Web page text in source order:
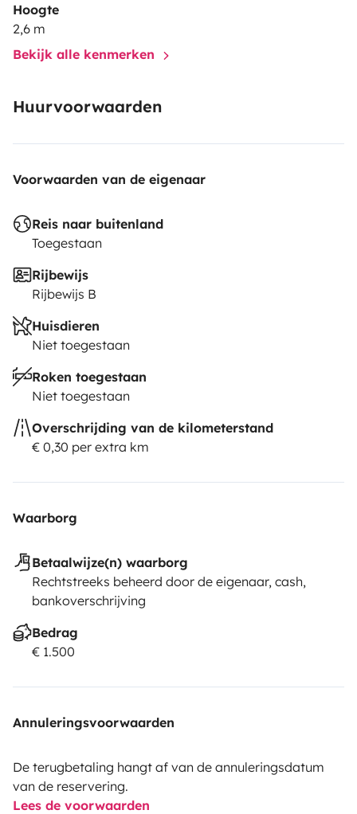
Hoogte
2,6 m
Bekijk alle kenmerken
Huurvoorwaarden
Voorwaarden van de eigenaar
Reis naar buitenland
Toegestaan
Rijbewijs
Rijbewijs B
Huisdieren
Niet toegestaan
Roken toegestaan
Niet toegestaan
Overschrijding van de kilometerstand
€ 0,30 per extra km
Waarborg
Betaalwijze(n) waarborg
Rechtstreeks beheerd door de eigenaar, cash,
bankoverschrijving
Bedrag
€ 1.500
Annuleringsvoorwaarden
De terugbetaling hangt af van de annuleringsdatum
van de reservering.
Lees de voorwaarden